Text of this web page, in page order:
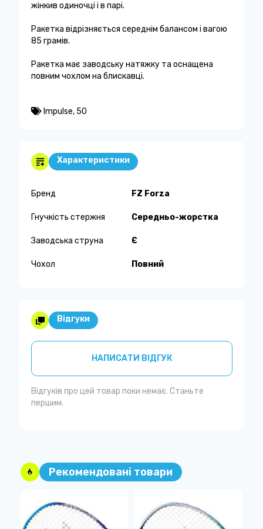
жінкив одиночці і в парі.
Ракетка відрізняється середнім балансом і вагою
85 грамів.
Ракетка має заводську натяжку та оснащена
повним чохлом на блискавці.
Impulse, 50
Характеристики
Бренд FZ Forza
Гнучкість стержня Середньо-жорстка
Заводська струна Є
Чохол Повний
Відгуки
НАПИСАТИ ВІДГУК
Відгуків про цей товар поки немає. Станьте
першим.
Рекомендовані товари